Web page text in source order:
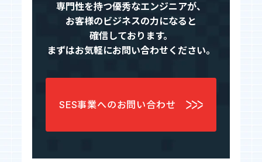
専門性を持つ優秀なエンジニアが、
お客様のビジネスの力になると
確信しております。
まずはお気軽にお問い合わせください。
SES事業へのお問い合わせ